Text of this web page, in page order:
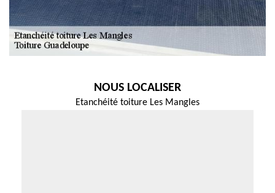
NOUS LOCALISER
Etanchéité toiture Les Mangles